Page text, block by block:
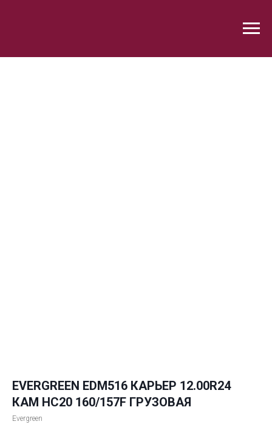
EVERGREEN EDM516 КАРЬЕР 12.00R24
КАМ НС20 160/157F ГРУЗОВАЯ
Evergreen